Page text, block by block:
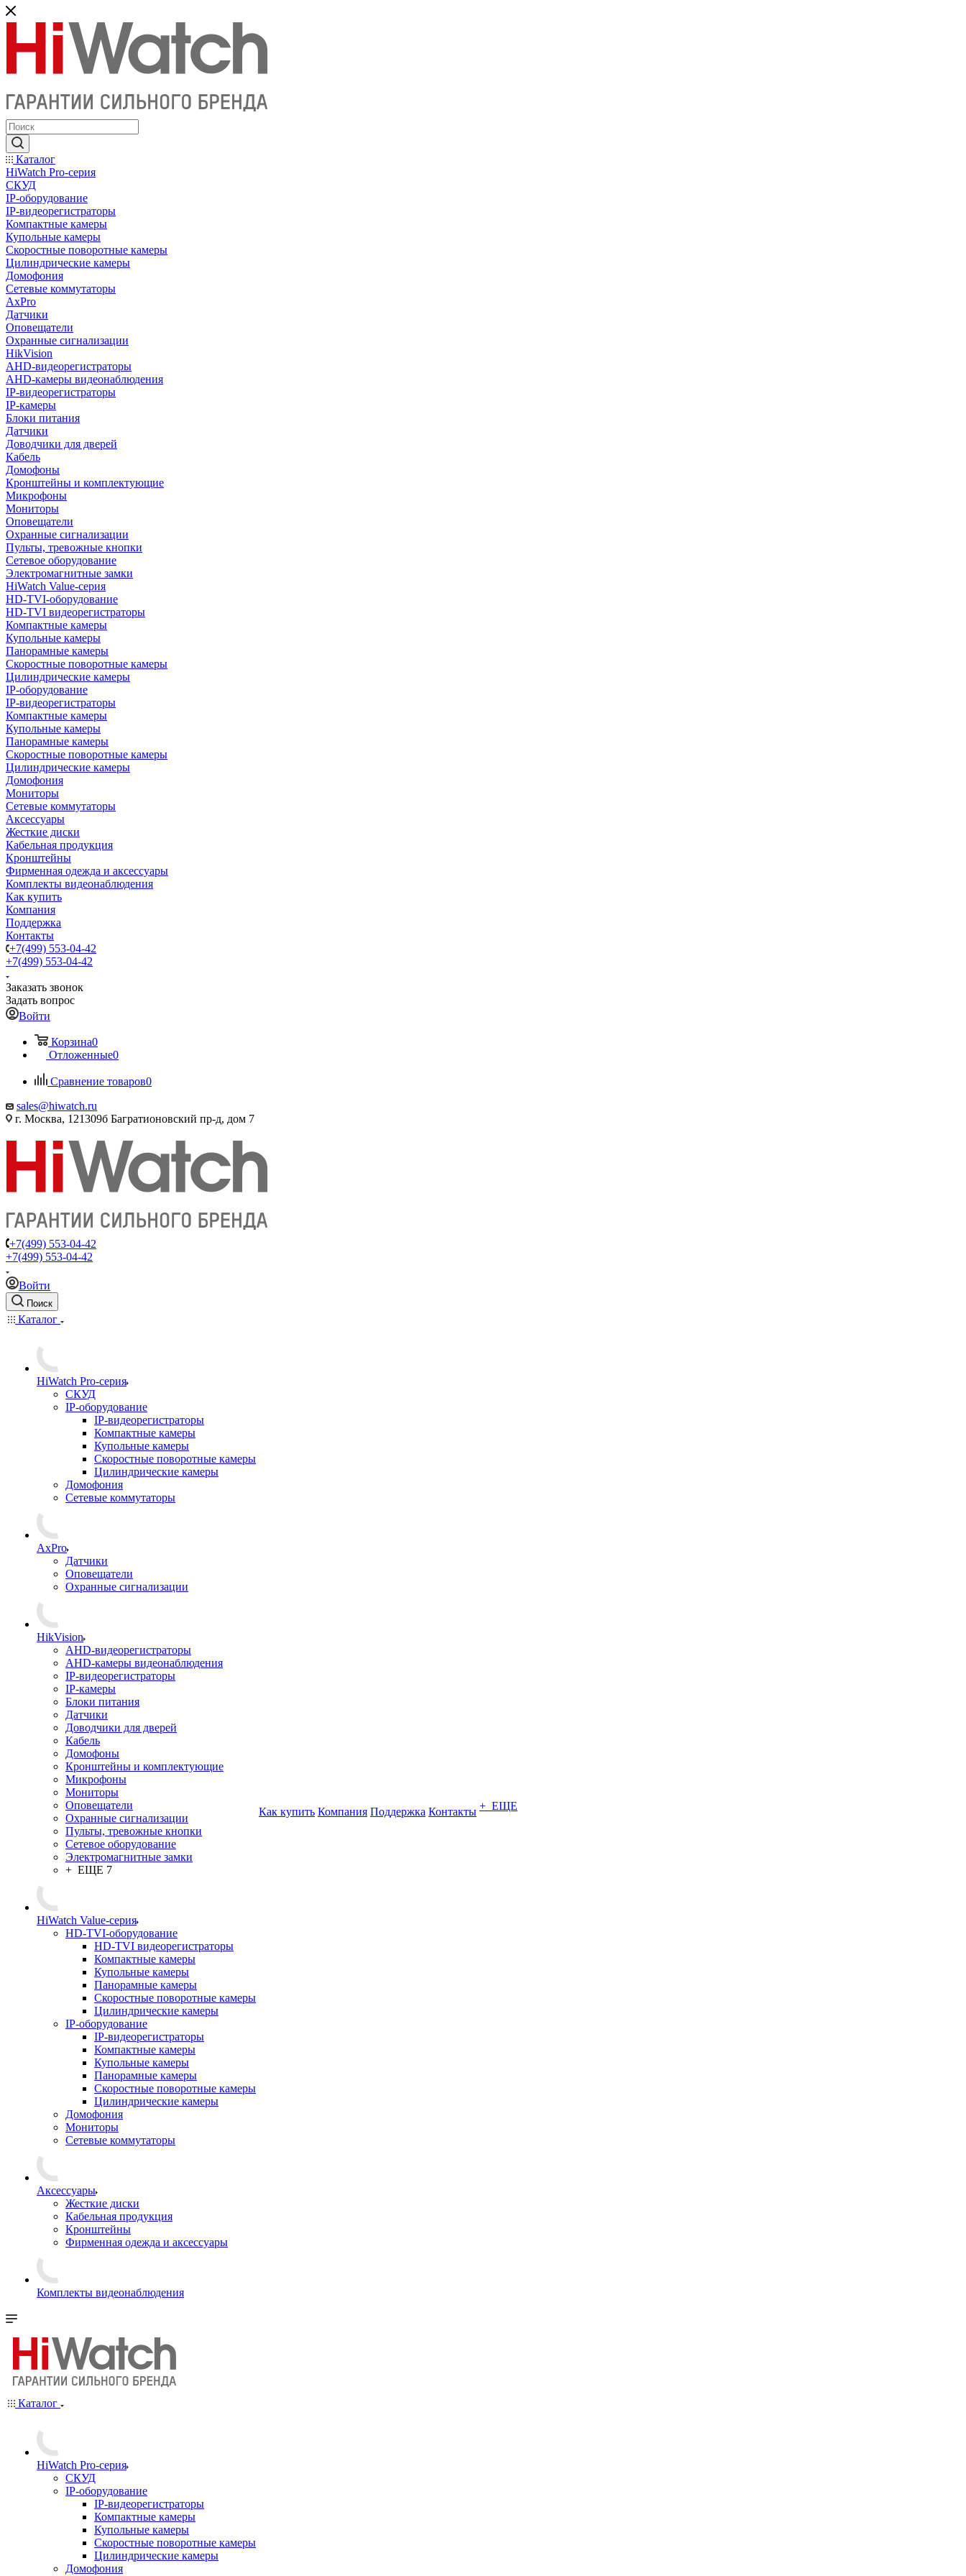
Каталог
HiWatch Pro-серия
CКУД
IP-оборудование
IP-видеорегистраторы
Компактные камеры
Купольные камеры
Скоростные поворотные камеры
Цилиндрические камеры
Домофония
Сетевые коммутаторы
AxPro
Датчики
Оповещатели
Охранные сигнализации
HikVision
AHD-видеорегистраторы
AHD-камеры видеонаблюдения
IP-видеорегистраторы
IP-камеры
Блоки питания
Датчики
Доводчики для дверей
Кабель
Домофоны
Кронштейны и комплектующие
Микрофоны
Мониторы
Оповещатели
Охранные сигнализации
Пульты, тревожные кнопки
Сетевое оборудование
Электромагнитные замки
HiWatch Value-серия
HD-TVI-оборудование
HD-TVI видеорегистраторы
Компактные камеры
Купольные камеры
Панорамные камеры
Скоростные поворотные камеры
Цилиндрические камеры
IP-оборудование
IP-видеорегистраторы
Компактные камеры
Купольные камеры
Панорамные камеры
Скоростные поворотные камеры
Цилиндрические камеры
Домофония
Мониторы
Сетевые коммутаторы
Аксессуары
Жесткие диски
Кабельная продукция
Кронштейны
Фирменная одежда и аксессуары
Комплекты видеонаблюдения
Как купить
Компания
Поддержка
Контакты
+7(499) 553-04-42
+7(499) 553-04-42
Заказать звонок
Задать вопрос
Войти
Корзина0
Отложенные0
Сравнение товаров0
sales@hiwatch.ru
г. Москва, 121309б Багратионовский пр-д, дом 7
+7(499) 553-04-42
+7(499) 553-04-42
Войти
Поиск
Каталог
HiWatch Pro-серия
CКУД
IP-оборудование
IP-видеорегистраторы
Компактные камеры
Купольные камеры
Скоростные поворотные камеры
Цилиндрические камеры
Домофония
Сетевые коммутаторы
AxPro
Датчики
Оповещатели
Охранные сигнализации
HikVision
AHD-видеорегистраторы
AHD-камеры видеонаблюдения
IP-видеорегистраторы
IP-камеры
Блоки питания
Датчики
Доводчики для дверей
Кабель
Домофоны
Кронштейны и комплектующие
Микрофоны
Мониторы
Оповещатели
Охранные сигнализации
Пульты, тревожные кнопки
Сетевое оборудование
Электромагнитные замки
+ ЕЩЕ 7
HiWatch Value-серия
HD-TVI-оборудование
HD-TVI видеорегистраторы
Компактные камеры
Купольные камеры
Панорамные камеры
Скоростные поворотные камеры
Цилиндрические камеры
IP-оборудование
IP-видеорегистраторы
Компактные камеры
Купольные камеры
Панорамные камеры
Скоростные поворотные камеры
Цилиндрические камеры
Домофония
Мониторы
Сетевые коммутаторы
Аксессуары
Жесткие диски
Кабельная продукция
Кронштейны
Фирменная одежда и аксессуары
Комплекты видеонаблюдения
Как купить Компания Поддержка Контакты + ЕЩЕ
Каталог
HiWatch Pro-серия
CКУД
IP-оборудование
IP-видеорегистраторы
Компактные камеры
Купольные камеры
Скоростные поворотные камеры
Цилиндрические камеры
Домофония